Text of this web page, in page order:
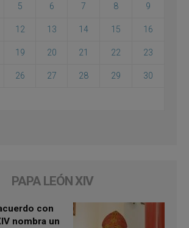
5 6 7 8 9
12 13 14 15 16
19 20 21 22 23
26 27 28 29 30
PAPA LEÓN XIV
con
nombra un